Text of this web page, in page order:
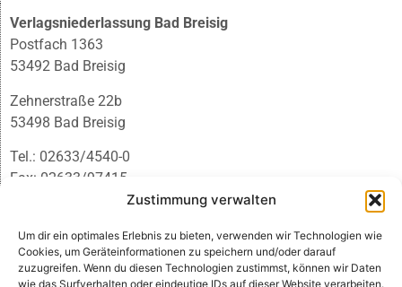
Zustimmung verwalten
Um dir ein optimales Erlebnis zu bieten, verwenden wir Technologien wie
Cookies, um Geräteinformationen zu speichern und/oder darauf
zuzugreifen. Wenn du diesen Technologien zustimmst, können wir Daten
wie das Surfverhalten oder eindeutige IDs auf dieser Website verarbeiten.
Verlagsniederlassung Bad Breisig
Postfach 1363
53492 Bad Breisig
Zehnerstraße 22b
53498 Bad Breisig
Tel.: 02633/4540-0
Fax: 02633/97415
infobb@blmedien.de